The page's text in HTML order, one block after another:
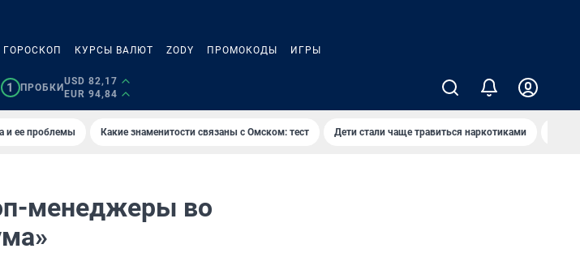
ГОРОСКОП КУРСЫ ВАЛЮТ ZODY ПРОМОКОДЫ ИГРЫ
1 ПРОБКИ
USD 82,17
EUR 94,84
и ее проблемы Какие знаменитости связаны с Омском: тест Дети стали чаще травиться наркотиками
менеджеры во